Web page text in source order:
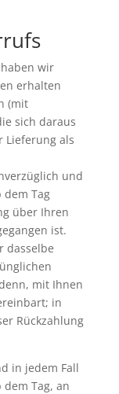
wir
erhalten
(mit
sich daraus
Lieferung als
und
dem Tag
über Ihren
ist.
dasselbe
mit Ihnen
in
Rückzahlung
in jedem Fall
Tag, an